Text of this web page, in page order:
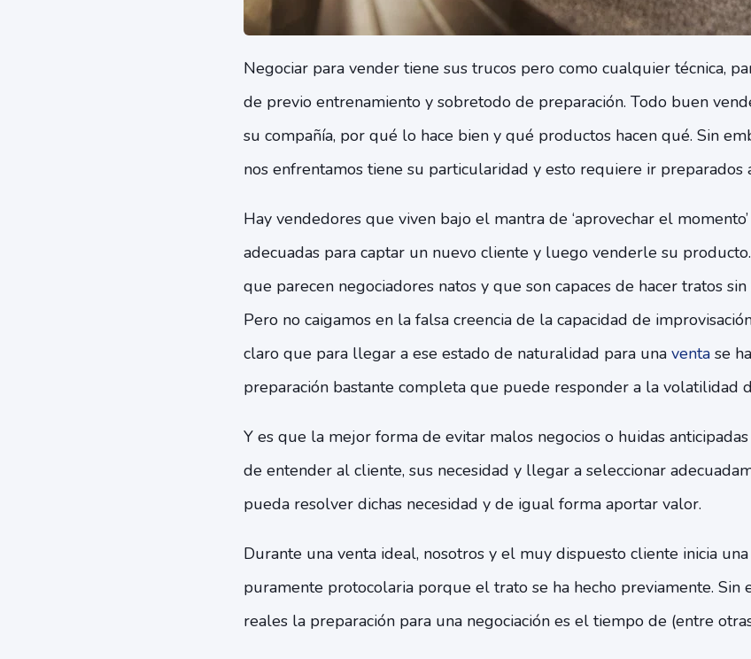
Negociar para vender tiene sus trucos pero como cualquier técnica,
de previo entrenamiento y sobretodo de preparación. Todo buen
su compañía, por qué lo hace bien y qué productos hacen qué. Sin
nos enfrentamos tiene su particularidad y esto requiere ir preparados
Hay vendedores que viven bajo el mantra de ‘aprovechar el
adecuadas para captar un nuevo cliente y luego venderle su
que parecen negociadores natos y que son capaces de hacer tratos
Pero no caigamos en la falsa creencia de la capacidad de
claro que para llegar a ese estado de naturalidad para una ventase
preparación bastante completa que puede responder a la volatilidad
Y es que la mejor forma de evitar malos negocios o huidas
de entender al cliente, sus necesidad y llegar a seleccionar
pueda resolver dichas necesidad y de igual forma aportar valor.
Durante una venta ideal, nosotros y el muy dispuesto cliente inicia
puramente protocolaria porque el trato se ha hecho previamente. Sin
reales la preparación para una negociación es el tiempo de (entre